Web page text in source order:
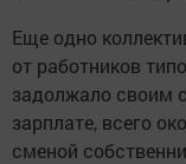
Еще одно
от работников
задолжало своим
зарплате, всего
сменой